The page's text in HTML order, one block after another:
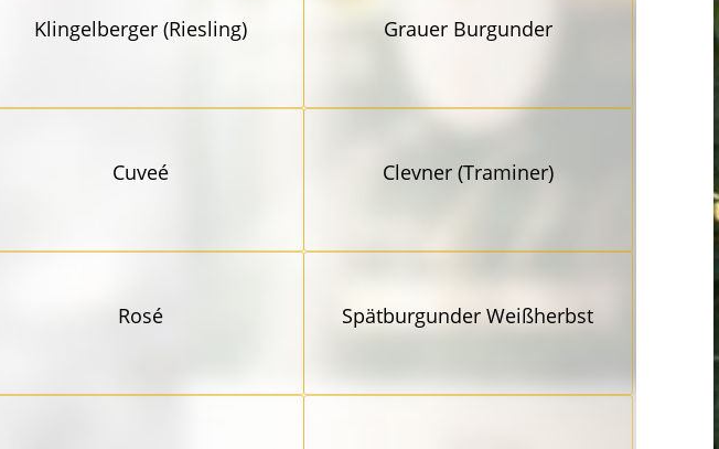
Klingel­berger (Riesling) Grauer Burgunder
Cuveé Clevner (Traminer)
Rosé Spätbur­gunder Weißherbst